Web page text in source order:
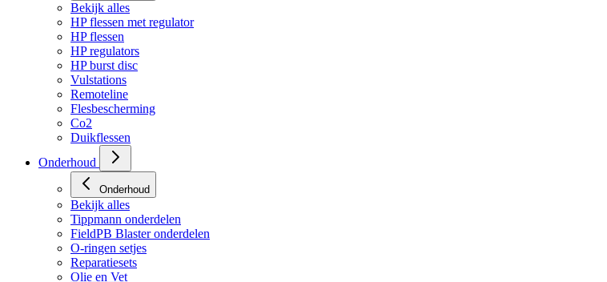
Bekijk alles
HP flessen met regulator
HP flessen
HP regulators
HP burst disc
Vulstations
Remoteline
Flesbescherming
Co2
Duikflessen
Onderhoud
Onderhoud
Bekijk alles
Tippmann onderdelen
FieldPB Blaster onderdelen
O-ringen setjes
Reparatiesets
Olie en Vet